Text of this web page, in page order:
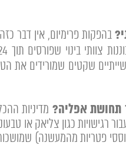
בהפקות פרימיום, אין דבר
תחושת אפליה? מדיניות
כגון צליאק או
פטריות מהמעשנה)